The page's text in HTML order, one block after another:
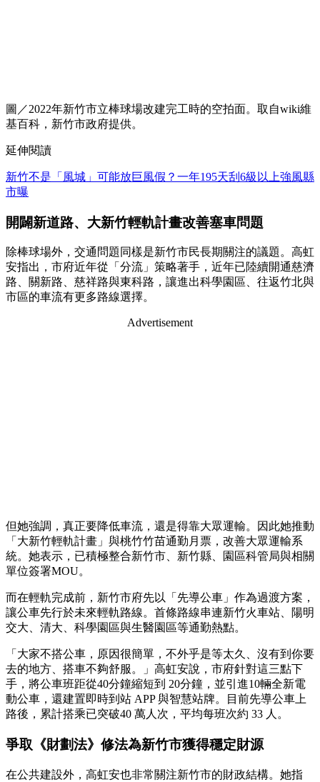
圖／​2022年新竹市立棒球場改建完工時的空拍面。取自wiki維
基百科，新竹市政府提供。
延伸閱讀
新竹不是「風城」可能放巨風假？一年195天刮6級以上強風縣
市曝
開闢新道路、大新竹輕軌計畫改善塞車問題
除棒球場外，交通問題同樣是新竹市民長期關注的議題。高虹
安指出，市府近年從「分流」策略著手，近年已陸續開通慈濟
路、關新路、慈祥路與東科路，讓進出科學園區、往返竹北與
市區的車流有更多路線選擇。
Advertisement
但她強調，真正要降低車流，還是得靠大眾運輸。因此她推動
「大新竹輕軌計畫」與桃竹竹苗通勤月票，改善大眾運輸系
統。她表示，已積極整合新竹市、新竹縣、園區科管局與相關
單位簽署MOU。
而在輕軌完成前，新竹市府先以「先導公車」作為過渡方案，
讓公車先行於未來輕軌路線。首條路線串連新竹火車站、陽明
交大、清大、科學園區與生醫園區等通勤熱點。
「大家不搭公車，原因很簡單，不外乎是等太久、沒有到你要
去的地方、搭車不夠舒服。」高虹安說，市府針對這三點下
手，將公車班距從40分鐘縮短到 20分鐘，並引進10輛全新電
動公車，還建置即時到站 APP 與智慧站牌。目前先導公車上
路後，累計搭乘已突破40 萬人次，平均每班次約 33 人。
爭取《財劃法》修法為新竹市獲得穩定財源
在公共建設外，高虹安也非常關注新竹市的財政結構。她指